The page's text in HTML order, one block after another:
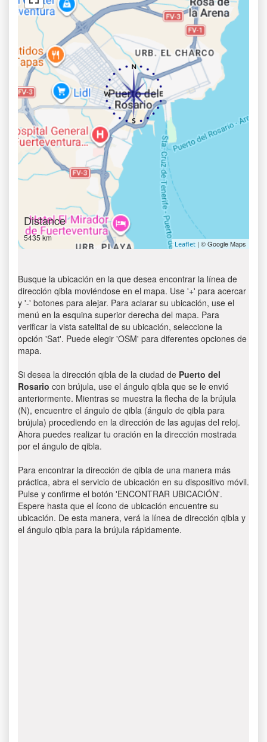
Distance
5435 km
Leaflet | © Google Maps
Busque la ubicación en la que desea encontrar la línea de
dirección qibla moviéndose en el mapa. Use '+' para acercar
y '-' botones para alejar. Para aclarar su ubicación, use el
menú en la esquina superior derecha del mapa. Para
verificar la vista satelital de su ubicación, seleccione la
opción 'Sat'. Puede elegir 'OSM' para diferentes opciones de
mapa.
Si desea la dirección qibla de la ciudad de Puerto del
Rosario con brújula, use el ángulo qibla que se le envió
anteriormente. Mientras se muestra la flecha de la brújula
(N), encuentre el ángulo de qibla (ángulo de qibla para
brújula) procediendo en la dirección de las agujas del reloj.
Ahora puedes realizar tu oración en la dirección mostrada
por el ángulo de qibla.
Para encontrar la dirección de qibla de una manera más
práctica, abra el servicio de ubicación en su dispositivo móvil.
Pulse y confirme el botón 'ENCONTRAR UBICACIÓN'.
Espere hasta que el ícono de ubicación encuentre su
ubicación. De esta manera, verá la línea de dirección qibla y
el ángulo qibla para la brújula rápidamente.